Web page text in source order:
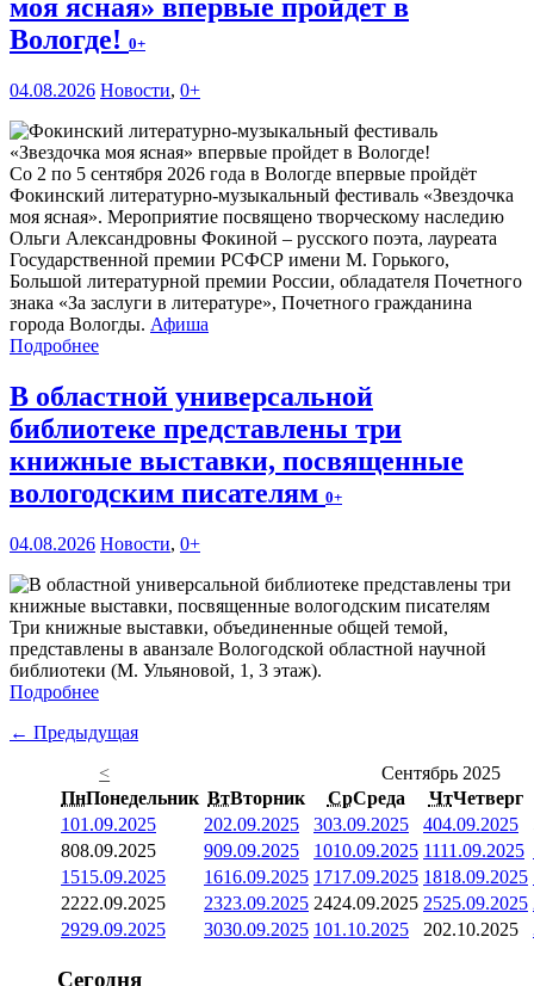
моя ясная» впервые пройдет в
Вологде! 0+
04.08.2026 Новости, 0+
Со 2 по 5 сентября 2026 года в Вологде впервые пройдёт
Фокинский литературно-музыкальный фестиваль «Звездочка
моя ясная». Мероприятие посвящено творческому наследию
Ольги Александровны Фокиной – русского поэта, лауреата
Государственной премии РСФСР имени М. Горького,
Большой литературной премии России, обладателя Почетного
знака «За заслуги в литературе», Почетного гражданина
города Вологды. Афиша
Подробнее
В областной универсальной
библиотеке представлены три
книжные выставки, посвященные
вологодским писателям 0+
04.08.2026 Новости, 0+
Три книжные выставки, объединенные общей темой,
представлены в аванзале Вологодской областной научной
библиотеки (М. Ульяновой, 1, 3 этаж).
Подробнее
← Предыдущая
<
Сентябрь 2025
ПнПонедельник ВтВторник СрСреда ЧтЧетверг
101.09.2025 202.09.2025 303.09.2025 404.09.2025
808.09.2025 909.09.2025 1010.09.2025 1111.09.2025
1515.09.2025 1616.09.2025 1717.09.2025 1818.09.2025
2222.09.2025 2323.09.2025 2424.09.2025 2525.09.2025
2929.09.2025 3030.09.2025 101.10.2025 202.10.2025
Сегодня